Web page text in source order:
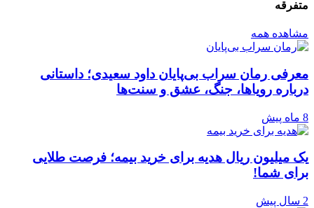
متفرقه
مشاهده همه
معرفی رمان سراب بی‌پایان داود سعیدی؛ داستانی
درباره رویاها، جنگ، عشق و سنت‌ها
8 ماه پیش
یک میلیون ریال هدیه برای خرید بیمه؛ فرصت طلایی
برای شما!
2 سال پیش